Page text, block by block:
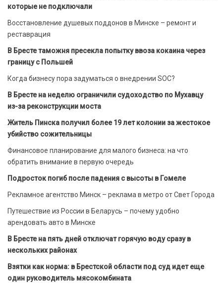
которые не подключали
Восстановление душевых поддонов в Минске – ремонт и
реставрация
В Бресте таможня пресекла попытку ввоза кокаина через
границу с Польшей
Когда бизнесу пора задуматься о внедрении SOC?
В Бресте на неделю ограничили судоходство по Мухавцу
из-за реконструкции моста
Житель Пинска получил более 19 лет колонии за жестокое
убийство сожительницы
Финансовое планирование для малого бизнеса: на что
обратить внимание в первую очередь
Подросток погиб после падения с высоты в Гомеле
Рекламное агентство Минск – реклама в метро от Свет Города
Путешествие из России в Беларусь – почему удобно
арендовать авто в Минске
В Бресте на пять дней отключат горячую воду сразу в
нескольких районах
Взятки как норма: в Брестской области под суд идет еще
один руководитель мясокомбината